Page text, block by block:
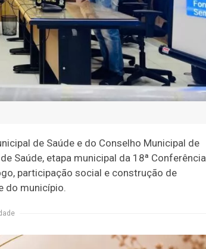
de Saúde e do Conselho Municipal de
Saúde, etapa municipal da 18ª Conferência
participação social e construção de
do município.